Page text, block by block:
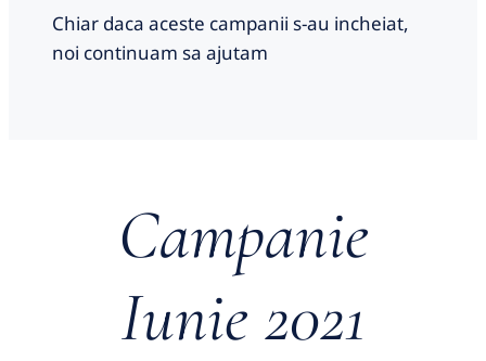
Chiar daca aceste campanii s-au incheiat,
noi continuam sa ajutam
Campanie
Iunie 2021